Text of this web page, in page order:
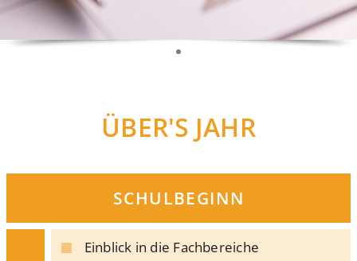
ÜBER'S JAHR
SCHULBEGINN
Einblick in die Fachbereiche